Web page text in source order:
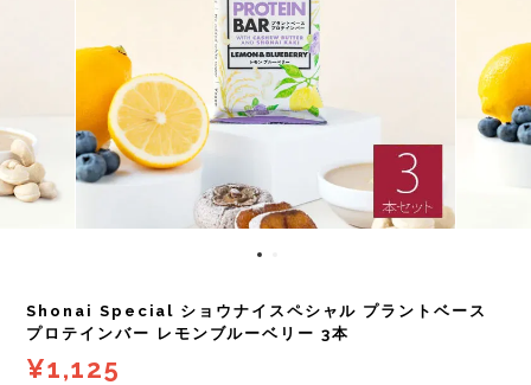
ライト
ボトル・携帯カップ
ストックポール
HoneyAction(ハニーアクション)
KODA(コーダ)
Mag-on(マグオン)
MEDALIST(メダリスト)
PUREPALA(ピュアパラ)
Columbia・Montrail(コロンビア・モント
レイル)
COMPRESSPORT(コンプレスポーツ)
DYNAFIT(ディナフィット)
Shonai Special ショウナイスペシャル プラントベース
プロテインバー レモンブルーベリー 3本
¥1,125